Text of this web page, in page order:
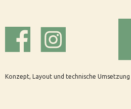
Konzept, Layout und technische Umsetzung